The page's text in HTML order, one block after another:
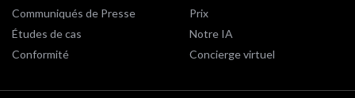
Communiqués de Presse
Études de cas
Conformité
Prix
Notre IA
Concierge virtuel